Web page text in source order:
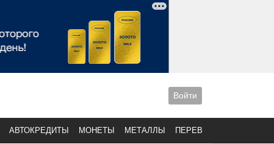
Войти
АВТОКРЕДИТЫ МОНЕТЫ МЕТАЛЛЫ ПЕРЕВОДЫ